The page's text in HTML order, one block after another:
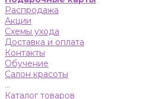
Распродажа
Акции
Схемы ухода
Доставка и оплата
Контакты
Обучение
Салон красоты
...
Каталог товаров